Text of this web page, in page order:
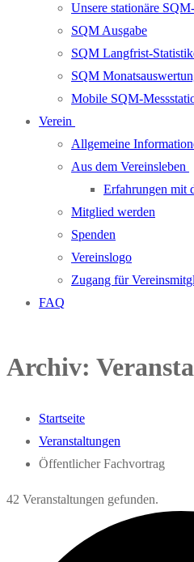
Unsere stationäre
SQM Ausgabe
SQM Langfrist-
SQM
Mobile SQM-
Verein
Allgemeine
Aus dem Vereinsleben
Erfahrungen mit
Mitglied werden
Spenden
Vereinslogo
Zugang für
FAQ
Archiv:
Startseite
Veranstaltungen
Öffentlicher Fachvortrag
42 Veranstaltungen gefunden.